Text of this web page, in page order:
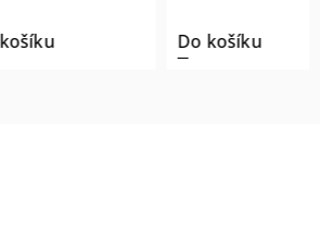
Do košíku